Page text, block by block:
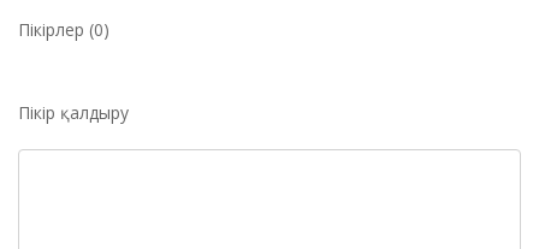
Пікірлер (0)
Пікір қалдыру